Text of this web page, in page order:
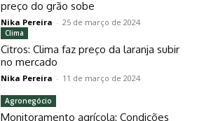
preço do grão sobe
Nika Pereira - 25 de março de 2024
Clima
Citros: Clima faz preço da laranja subir
no mercado
Nika Pereira - 11 de março de 2024
Agronegócio
Monitoramento agrícola: Condições